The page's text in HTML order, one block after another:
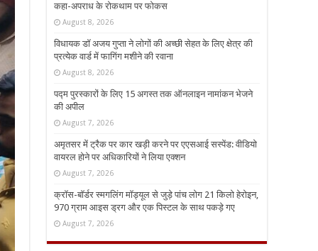
कहा-अपराध के रोकथाम पर फोकस
August 8, 2026
विधायक डॉ अजय गुप्ता ने लोगों की अच्छी सेहत के लिए क्षेत्र की
प्रत्येक वार्ड में फागिंग मशीने की रवाना
August 8, 2026
पद्म पुरस्कारों के लिए 15 अगस्त तक ऑनलाइन नामांकन भेजने
की अपील
August 7, 2026
अमृतसर में ट्रैक पर कार खड़ी करने पर एएसआई सस्पेंड: वीडियो
वायरल होने पर अधिकारियों ने लिया एक्शन
August 7, 2026
क्रॉस-बॉर्डर स्मगलिंग मॉड्यूल से जुड़े पांच लोग 21 किलो हेरोइन,
970 ग्राम आइस ड्रग और एक पिस्टल के साथ पकड़े गए
August 7, 2026